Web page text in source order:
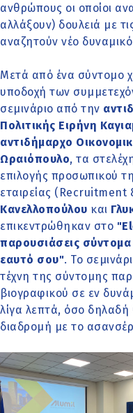
ανθρώπους οι οποίοι
αλλάξουν) δουλειά με
αναζητούν νέο
Μετά από ένα σύντομο
υποδοχή των
σεμινάριο από την
Πολιτικής Ειρήνη
αντιδήμαρχο
Ωραιόπουλο, τα
επιλογής προσωπικού
εταιρείας (Recruitment
Κανελλοπούλου και
επικεντρώθηκαν στο
παρουσιάσεις σύντομα
εαυτό σου". Το
τέχνη της σύντομης
βιογραφικού σε εν
λίγα λεπτά, όσο δηλαδή
διαδρομή με το